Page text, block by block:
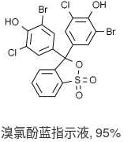
溴氯酚蓝指示液, 95%